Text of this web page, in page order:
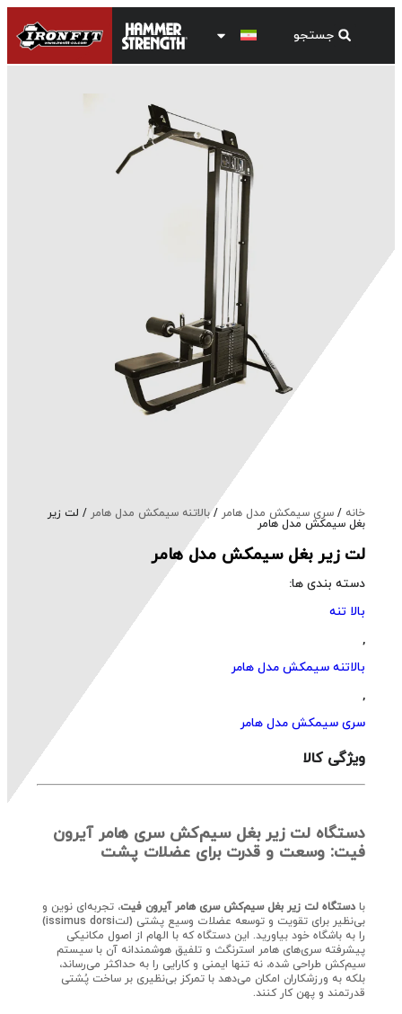
خانه / سری سیمکش مدل هامر /بالاتنه سیمکش مدل هامر / لت زیر
بغل سیمکش مدل هامر
لت زیر بغل سیمکش مدل هامر
دسته بندی ها:
بالا تنه
,
بالاتنه سیمکش مدل هامر
,
سری سیمکش مدل هامر
ویژگی کالا
دستگاه لت زیر بغل سیم‌کش سری هامر آیرون
فیت: وسعت و قدرت برای عضلات پشت
با دستگاه لت زیر بغل سیم‌کش سری هامر آیرون فیت، تجربه‌ای نوین و
بی‌نظیر برای تقویت و توسعه عضلات وسیع پشتی (لتissimus dorsi)
را به باشگاه خود بیاورید. این دستگاه که با الهام از اصول مکانیکی
پیشرفته سری‌های هامر استرنگث و تلفیق هوشمندانه آن با سیستم
سیم‌کش طراحی شده، نه تنها ایمنی و کارایی را به حداکثر می‌رساند،
بلکه به ورزشکاران امکان می‌دهد با تمرکز بی‌نظیری بر ساخت پُشتی
قدرتمند و پهن کار کنند.